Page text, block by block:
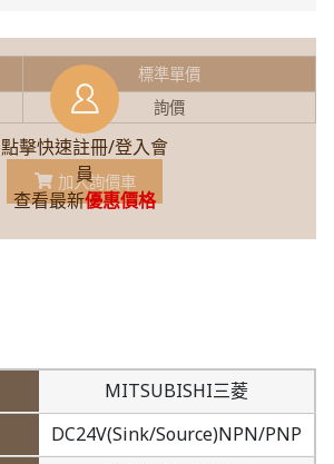
點擊快速註冊/登入會
員
查看最新優惠價格
標準單價
詢價
加入詢價車
MITSUBISHI三菱
DC24V(Sink/Source)NPN/PNP